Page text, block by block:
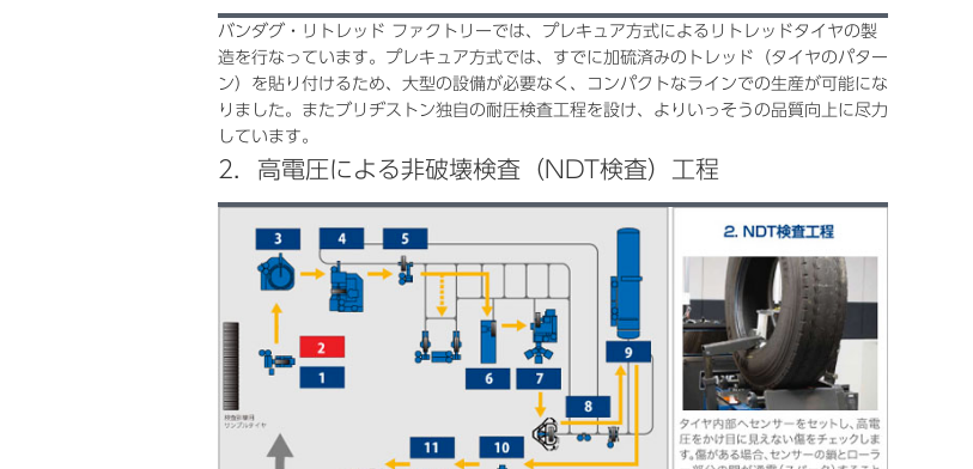
バンダグ・リトレッド ファクトリーでは、プレキュア方式によるリトレッドタイヤの製
造を行なっています。プレキュア方式では、すでに加硫済みのトレッド（タイヤのパター
ン）を貼り付けるため、大型の設備が必要なく、コンパクトなラインでの生産が可能にな
りました。またブリヂストン独自の耐圧検査工程を設け、よりいっそうの品質向上に尽力
しています。
2．高電圧による非破壊検査（NDT検査）工程